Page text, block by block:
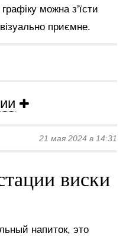
можна з’їсти
приємне.
21 мая 2024 в 14:31
виски
напиток, это